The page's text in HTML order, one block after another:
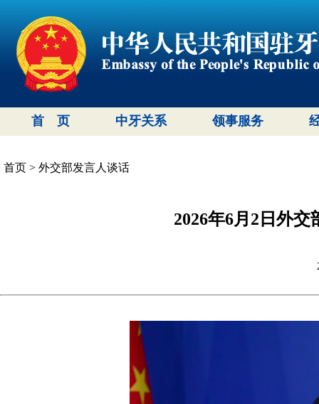
首 页 中牙关系 领事服务
首页 > 外交部发言人谈话
2026年6月2日外